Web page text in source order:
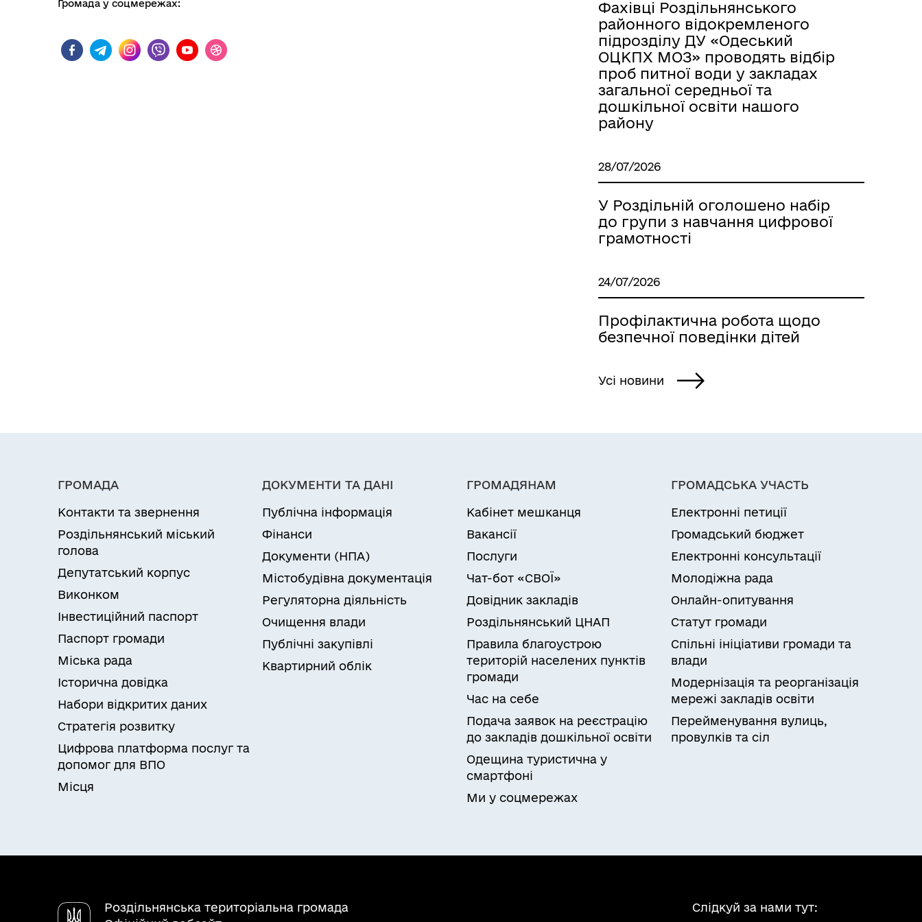
Колегіальні органи (ради,
Громада у соцмережах:
Фахівці Роздільнянського
районного відокремленого
підрозділу ДУ «Одеський
ОЦКПХ МОЗ» проводять відбір
проб питної води у закладах
загальної середньої та
дошкільної освіти нашого
району
28/07/2026
У Роздільній оголошено набір
до групи з навчання цифрової
грамотності
24/07/2026
Профілактична робота щодо
безпечної поведінки дітей
Усі новини
ГРОМАДА
Контакти та звернення
Роздільнянський міський
голова
Депутатський корпус
Виконком
Інвестиційний паспорт
Паспорт громади
Міська рада
Історична довідка
Набори відкритих даних
Стратегія розвитку
Цифрова платформа послуг та
допомог для ВПО
Місця
ДОКУМЕНТИ ТА ДАНІ
Публічна інформація
Фінанси
Документи (НПА)
Містобудівна документація
Регуляторна діяльність
Очищення влади
Публічні закупівлі
Квартирний облік
ГРОМАДЯНАМ
Кабінет мешканця
Вакансії
Послуги
Чат-бот «СВОЇ»
Довідник закладів
Роздільнянський ЦНАП
Правила благоустрою
територій населених пунктів
громади
Час на себе
Подача заявок на реєстрацію
до закладів дошкільної освіти
Одещина туристична у
смартфоні
Ми у соцмережах
ГРОМАДСЬКА УЧАСТЬ
Електронні петиції
Громадський бюджет
Електронні консультації
Молодіжна рада
Онлайн-опитування
Статут громади
Спільні ініціативи громади та
влади
Модернізація та реорганізація
мережі закладів освіти
Перейменування вулиць,
провулків та сіл
Роздільнянська територіальна громада
Слідкуй за нами тут: